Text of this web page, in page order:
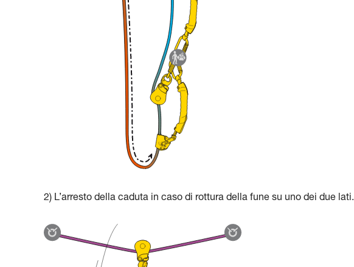
2) L’arresto della caduta in caso di rottura della fune su uno dei due lati.